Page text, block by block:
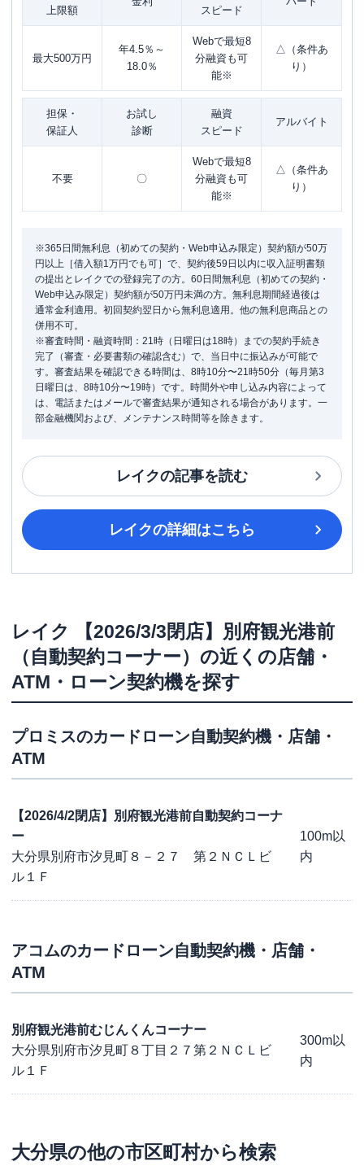
上限額 スピード
最大500万円
年4.5％～
18.0％
Webで最短8
分融資も可
能※
△（条件あ
り）
担保・
保証人
お試し
診断
融資
スピード
アルバイト
不要 〇
Webで最短8
分融資も可
能※
△（条件あ
り）
※365日間無利息（初めての契約・Web申込み限定）契約額が50万
円以上［借入額1万円でも可］で、契約後59日以内に収入証明書類
の提出とレイクでの登録完了の方。60日間無利息（初めての契約・
Web申込み限定）契約額が50万円未満の方。無利息期間経過後は
通常金利適用。初回契約翌日から無利息適用。他の無利息商品との
併用不可。
※審査時間・融資時間：21時（日曜日は18時）までの契約手続き
完了（審査・必要書類の確認含む）で、当日中に振込みが可能で
す。審査結果を確認できる時間は、8時10分〜21時50分（毎月第3
日曜日は、8時10分〜19時）です。時間外や申し込み内容によって
は、電話またはメールで審査結果が通知される場合があります。一
部金融機関および、メンテナンス時間等を除きます。
レイクの記事を読む
レイクの詳細はこちら
レイク
【2026/3/3閉店】別府観光港前
（自動契約コーナー） の近くの店舗・
ATM・ローン契約機を探す
プロミスのカードローン自動契約機・店舗・
ATM
【2026/4/2閉店】別府観光港前自動契約コーナ
ー
大分県別府市汐見町８－２７ 第２ＮＣＬビ
ル１Ｆ
100m以
内
アコムのカードローン自動契約機・店舗・
ATM
別府観光港前むじんくんコーナー
大分県別府市汐見町８丁目２７第２ＮＣＬビ
ル１Ｆ
300m以
内
大分県の他の市区町村から検索